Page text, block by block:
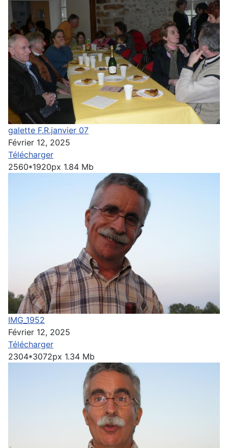
galette F.R.janvier 07
Février 12, 2025
Télécharger
2560*1920px 1.84 Mb
IMG_1952
Février 12, 2025
Télécharger
2304*3072px 1.34 Mb